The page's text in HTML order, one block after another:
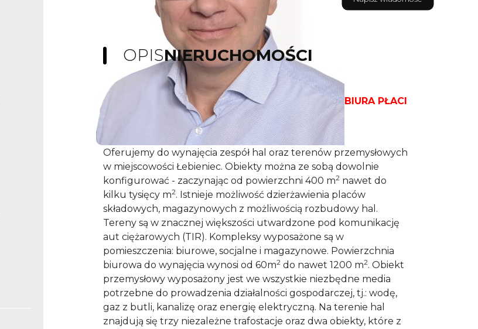
OPISNIERUCHOMOŚCI
O% - NAJEMCA NIE PŁACI PROWIZJI, PROWIZJĘ BIURA PŁACI
WYNAJMUJĄCY!
Oferujemy do wynajęcia zespół hal oraz terenów przemysłowych
w miejscowości Łebieniec. Obiekty można ze sobą dowolnie
konfigurować - zaczynając od powierzchni 400 m2 nawet do
kilku tysięcy m2. Istnieje możliwość dzierżawienia placów
składowych, magazynowych z możliwością rozbudowy hal.
Tereny są w znacznej większości utwardzone pod komunikację
aut ciężarowych (TIR). Kompleksy wyposażone są w
pomieszczenia: biurowe, socjalne i magazynowe. Powierzchnia
biurowa do wynajęcia wynosi od 60m2 do nawet 1200 m2. Obiekt
przemysłowy wyposażony jest we wszystkie niezbędne media
potrzebne do prowadzenia działalności gospodarczej, tj.: wodę,
gaz z butli, kanalizę oraz energię elektryczną. Na terenie hal
znajdują się trzy niezależne trafostacje oraz dwa obiekty, które z